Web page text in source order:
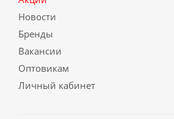
Новости
Бренды
Вакансии
Оптовикам
Личный кабинет